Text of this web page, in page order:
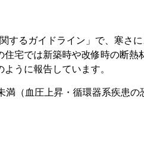
するガイドライン」で、寒さ
宅では新築時や改修時の断
うに報告しています。
（血圧上昇・循環器系疾患